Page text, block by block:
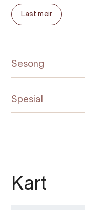
#4 -
informasjon
Eller sjå
Last meir
Sesong
Spesial
Kart